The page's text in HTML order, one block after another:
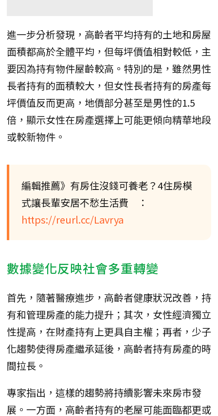
進一步分析發現，高齡者平均持有的土地和房屋
面積都高於全體平均，但每坪價值相對較低，主
要因為持有物件屋齡較高。特別的是，雖然男性
長者持有的面積較大，但女性長者持有的房產每
坪價值反而更高，地價部分甚至是男性的1.5
倍，顯示女性在房產選擇上可能更傾向精華地段
或較新物件。
編輯推薦》有房住沒錢可養老？4住房模
式讓長輩安居不愁生活費 ：
https://reurl.cc/Lavrya
數據變化反映社會多重轉變
首先，隨著醫療進步，高齡者健康狀況改善，持
有和管理房產的能力提升；其次，女性經濟獨立
性提高，在財產持有上更具自主權；再者，少子
化趨勢使得房產繼承延後，高齡者持有房產的時
間拉長。
專家指出，這樣的趨勢將持續影響未來房市發
展。一方面，高齡者持有的老屋可能面臨都更或